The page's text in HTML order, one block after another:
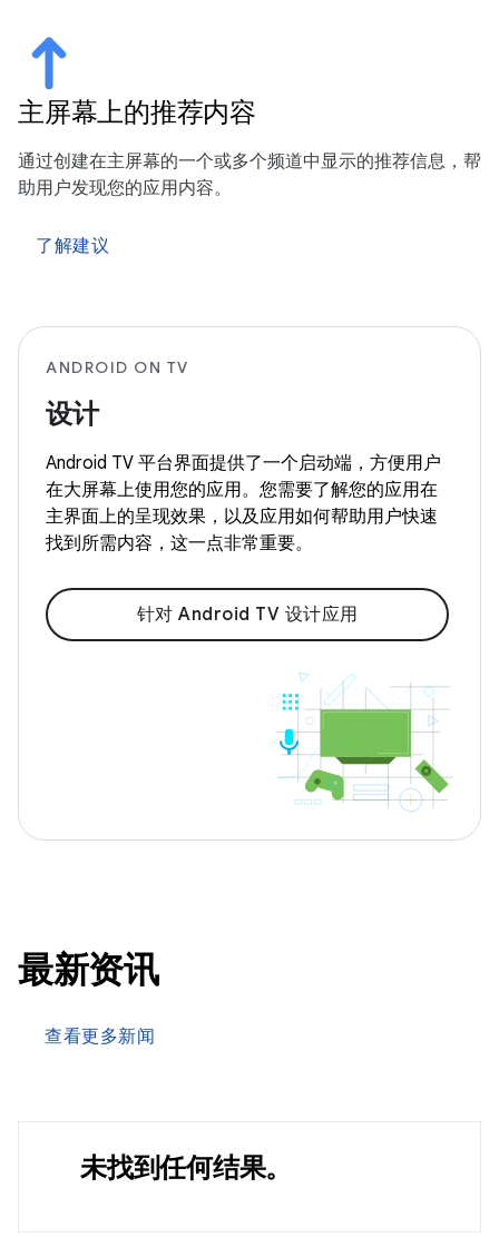
主屏幕上的推荐内容
通过创建在主屏幕的一个或多个频道中显示的推荐信息，帮
助用户发现您的应用内容。
了解建议
ANDROID ON TV
设计
Android TV 平台界面提供了一个启动端，方便用户
在大屏幕上使用您的应用。您需要了解您的应用在
主界面上的呈现效果，以及应用如何帮助用户快速
找到所需内容，这一点非常重要。
针对 Android TV 设计应用
最新资讯
查看更多新闻
未找到任何结果。